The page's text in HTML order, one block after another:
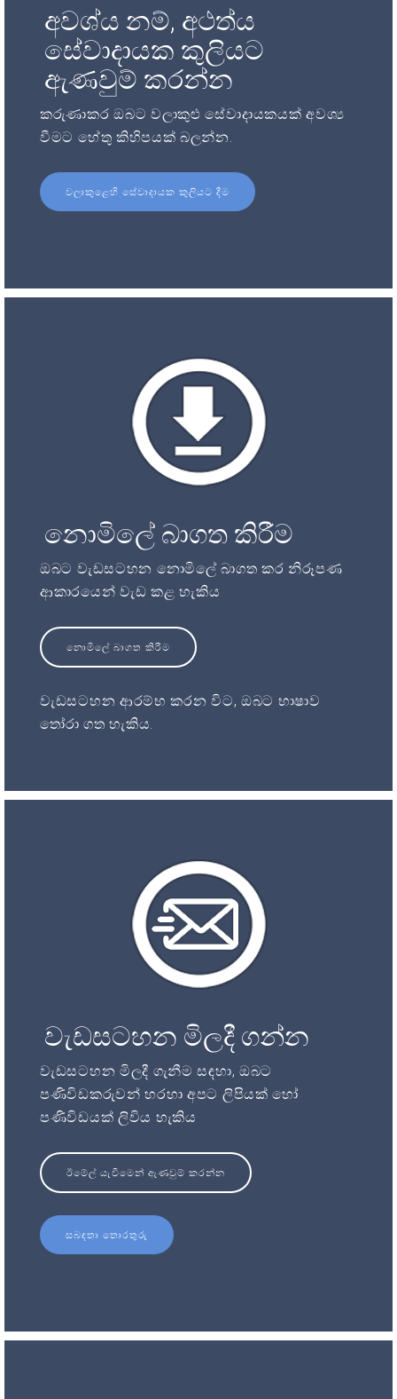
අවශ්ය නම්, අථත්ය
සේවාදායක කුලියට
ඇණවුම් කරන්න
කරුණාකර ඔබට වලාකුළු සේවාදායකයක් අවශ්‍ය
වීමට හේතු කිහිපයක් බලන්න.
වලාකුළෙහි සේවාදායක කුලියට දීම
නොමිලේ බාගත කිරීම
ඔබට වැඩසටහන නොමිලේ බාගත කර නිරූපණ
ආකාරයෙන් වැඩ කළ හැකිය
නොමිලේ බාගත කිරීම
වැඩසටහන ආරම්භ කරන විට, ඔබට භාෂාව
තෝරා ගත හැකිය.
වැඩසටහන මිලදී ගන්න
වැඩසටහන මිලදී ගැනීම සඳහා, ඔබට
පණිවිඩකරුවන් හරහා අපට ලිපියක් හෝ
පණිවිඩයක් ලිවිය හැකිය
ඊමේල් යැවීමෙන් ඇණවුම් කරන්න
සබඳතා තොරතුරු